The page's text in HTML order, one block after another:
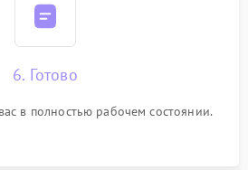
6. Готово
в полностью рабочем состоянии.